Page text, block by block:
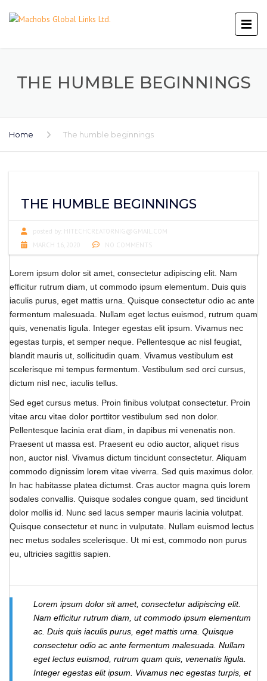
THE HUMBLE BEGINNINGS
Home The humble beginnings
THE HUMBLE BEGINNINGS
posted by: HITECHCREATORNIG@GMAIL.COM
MARCH 16, 2020
NO COMMENTS
Lorem ipsum dolor sit amet, consectetur adipiscing elit. Nam
efficitur rutrum diam, ut commodo ipsum elementum. Duis quis
iaculis purus, eget mattis urna. Quisque consectetur odio ac ante
fermentum malesuada. Nullam eget lectus euismod, rutrum quam
quis, venenatis ligula. Integer egestas elit ipsum. Vivamus nec
egestas turpis, et semper neque. Pellentesque ac nisl feugiat,
blandit mauris ut, sollicitudin quam. Vivamus vestibulum est
scelerisque mi tempus fermentum. Vestibulum sed orci cursus,
dictum nisl nec, iaculis tellus.
Sed eget cursus metus. Proin finibus volutpat consectetur. Proin
vitae arcu vitae dolor porttitor vestibulum sed non dolor.
Pellentesque lacinia erat diam, in dapibus mi venenatis non.
Praesent ut massa est. Praesent eu odio auctor, aliquet risus
non, auctor nisl. Vivamus dictum tincidunt consectetur. Aliquam
commodo dignissim lorem vitae viverra. Sed quis maximus dolor.
In hac habitasse platea dictumst. Cras auctor magna quis lorem
sodales convallis. Quisque sodales congue quam, sed tincidunt
dolor mollis id. Nunc sed lacus semper mauris lacinia volutpat.
Quisque consectetur et nunc in vulputate. Nullam euismod lectus
nec metus sodales scelerisque. Ut mi est, commodo non purus
eu, ultricies sagittis sapien.
Lorem ipsum dolor sit amet, consectetur adipiscing elit.
Nam efficitur rutrum diam, ut commodo ipsum elementum
ac. Duis quis iaculis purus, eget mattis urna. Quisque
consectetur odio ac ante fermentum malesuada. Nullam
eget lectus euismod, rutrum quam quis, venenatis ligula.
Integer egestas elit ipsum. Vivamus nec egestas turpis, et